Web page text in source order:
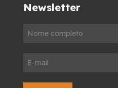
Newsletter